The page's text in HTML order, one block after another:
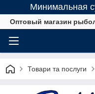
Минимальная
Оптовый магазин
Товари та послуги